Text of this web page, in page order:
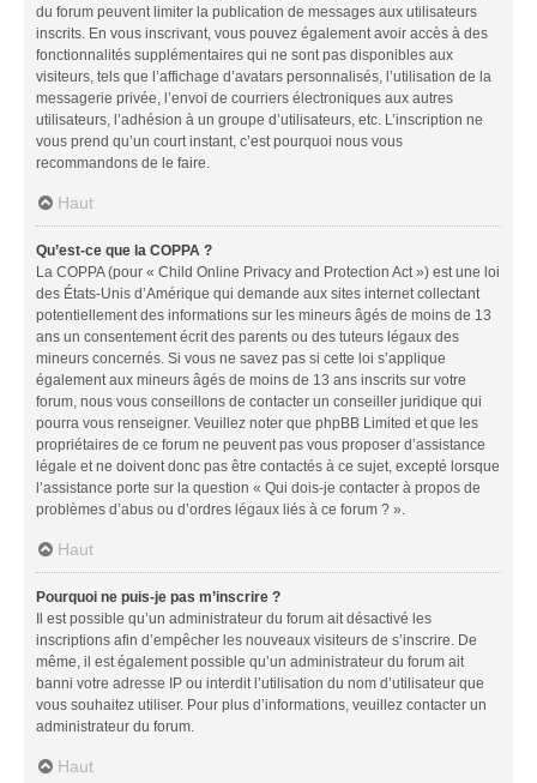
du forum peuvent limiter la publication de messages aux utilisateurs
inscrits. En vous inscrivant, vous pouvez également avoir accès à des
fonctionnalités supplémentaires qui ne sont pas disponibles aux
visiteurs, tels que l’affichage d’avatars personnalisés, l’utilisation de la
messagerie privée, l’envoi de courriers électroniques aux autres
utilisateurs, l’adhésion à un groupe d’utilisateurs, etc. L’inscription ne
vous prend qu’un court instant, c’est pourquoi nous vous
recommandons de le faire.
Haut
Qu’est-ce que la COPPA ?
La COPPA (pour « Child Online Privacy and Protection Act ») est une loi
des États-Unis d’Amérique qui demande aux sites internet collectant
potentiellement des informations sur les mineurs âgés de moins de 13
ans un consentement écrit des parents ou des tuteurs légaux des
mineurs concernés. Si vous ne savez pas si cette loi s’applique
également aux mineurs âgés de moins de 13 ans inscrits sur votre
forum, nous vous conseillons de contacter un conseiller juridique qui
pourra vous renseigner. Veuillez noter que phpBB Limited et que les
propriétaires de ce forum ne peuvent pas vous proposer d’assistance
légale et ne doivent donc pas être contactés à ce sujet, excepté lorsque
l’assistance porte sur la question « Qui dois-je contacter à propos de
problèmes d’abus ou d’ordres légaux liés à ce forum ? ».
Haut
Pourquoi ne puis-je pas m’inscrire ?
Il est possible qu’un administrateur du forum ait désactivé les
inscriptions afin d’empêcher les nouveaux visiteurs de s’inscrire. De
même, il est également possible qu’un administrateur du forum ait
banni votre adresse IP ou interdit l’utilisation du nom d’utilisateur que
vous souhaitez utiliser. Pour plus d’informations, veuillez contacter un
administrateur du forum.
Haut